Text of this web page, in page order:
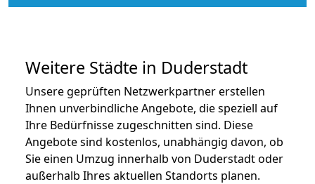
Weitere Städte in Duderstadt
Unsere geprüften Netzwerkpartner erstellen
Ihnen unverbindliche Angebote, die speziell auf
Ihre Bedürfnisse zugeschnitten sind. Diese
Angebote sind kostenlos, unabhängig davon, ob
Sie einen Umzug innerhalb von Duderstadt oder
außerhalb Ihres aktuellen Standorts planen.